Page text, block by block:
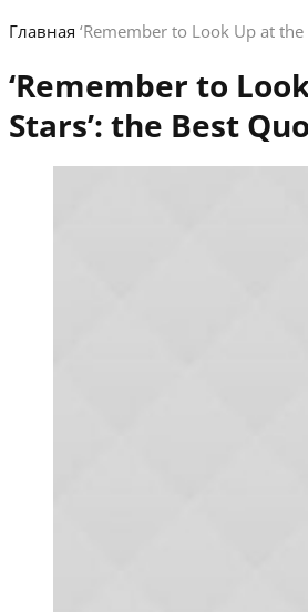
Главная ‘Remember to Look Up at
‘Remember to
Stars’: the Best